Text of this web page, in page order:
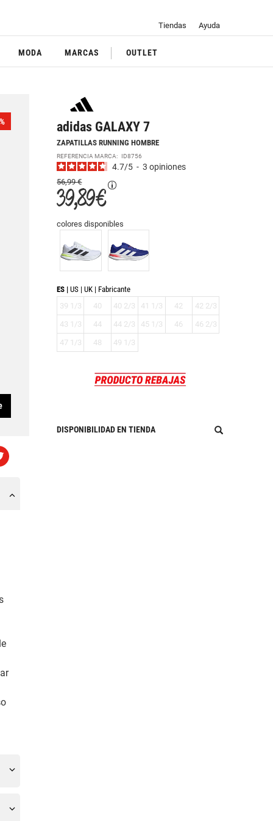
Tiendas Ayuda
MODA MARCAS OUTLET
adidas GALAXY 7
ZAPATILLAS RUNNING HOMBRE
REFERENCIA MARCA: ID8756
4.7/5 - 3opiniones
56,99 €
39,89 €
colores disponibles
ES US UK
Fabricante
39 1/3
40 40 2/3 41 1/3 42
42 2/3
43 1/3
44 44 2/3 45 1/3 46
46 2/3
47 1/3
48 49 1/3
DISPONIBILIDAD EN TIENDA
%